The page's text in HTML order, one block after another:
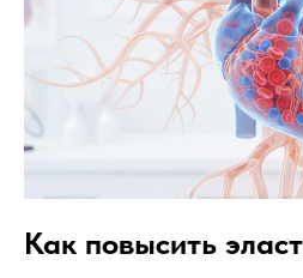
Как повысить